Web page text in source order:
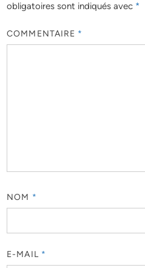
obligatoires sont indiqués avec *
COMMENTAIRE *
NOM *
E-MAIL *